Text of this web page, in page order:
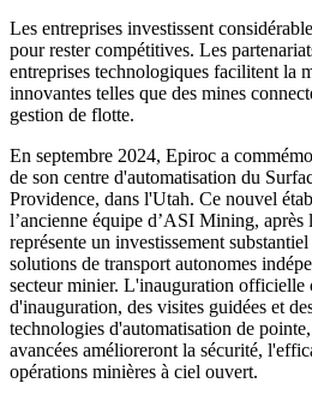
Les entreprises investissent
pour rester compétitives. Les
entreprises technologiques facilitent la
innovantes telles que des mines
gestion de flotte.
En septembre 2024, Epiroc a
de son centre d'automatisation du
Providence, dans l'Utah. Ce nouvel
l’ancienne équipe d’ASI Mining, après
représente un investissement
solutions de transport autonomes
secteur minier. L'inauguration officielle
d'inauguration, des visites guidées et
technologies d'automatisation de
avancées amélioreront la sécurité,
opérations minières à ciel ouvert.